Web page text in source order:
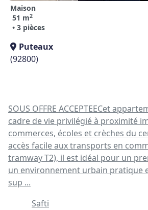
Maison
51 m2
• 3 pièces
Puteaux
(92800)
SOUS OFFRE ACCEPTEECet
cadre de vie privilégié à proximité
commerces, écoles et crèches du
accès facile aux transports en
tramway T2), il est idéal pour un
un environnement urbain pratique
sup ...
Safti